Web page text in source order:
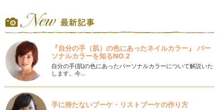
3月3日はひな祭り。桃の節句とも言われており、女の子の健
やかな成長と幸せを願う行…
バレンタインのラッピングアイデア集♪
もうすぐバレンタイン♪ Happy-Note読者のみなさんはきっ
と友チョコを沢山やりとりさ…
節分もラッピングで♪
みなさま、年末年始いかがお過ごしでいらっしゃいました
か？ 今年もみなさんへ『簡単☆可愛い☆…
『自分の手（肌）の色にあったネイルカラー』 パー
ソナルカラーを知るNO.2
自分の手(肌)の色にあったパーソナルカラーについて解説いた
します。今…
手に持たないブーケ・リストブーケの作り方